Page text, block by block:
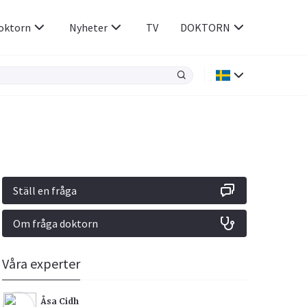
Rökavvänjning
Rörelseapparaten
Sex & Samliv
Sömn & Stress
Nyheter TV DOKTORN
Ställ en fråga
Om fråga doktorn
Våra experter
Åsa Cidh